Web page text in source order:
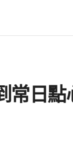
常日